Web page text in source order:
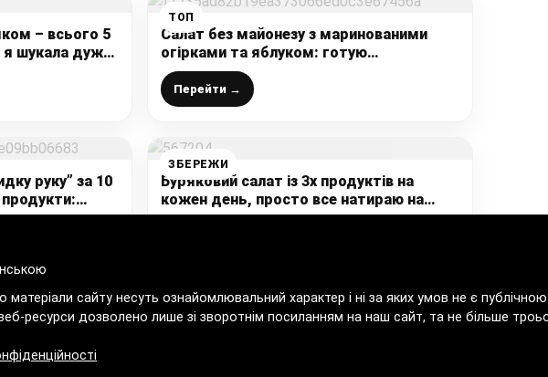
– всього 5
я шукала дуже
ТОП
Салат без майонезу з маринованими
огірками та яблуком: готую
нашвидкуруч за 10-15 хвилин
Перейти →
руку” за 10
продукти:
(пісна
ЗБЕРЕЖИ
Буряковий салат із 3х продуктів на
кожен день, просто все натираю на
тертці та складаю шарами – це дуже
сайту несуть ознайомлювальний характер і ні за яких умов не є
ресурси дозволено лише зі зворотнім посиланням на наш сайт, та не більше